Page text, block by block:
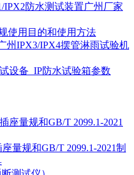
IPX2防水测试装置广州厂家
使用目的和使用方法
州IPX3/IPX4摆管淋雨试验机
设备_IP防水试验箱参数
量规和GB/T 2099.1-2021制